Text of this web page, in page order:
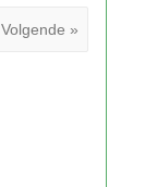
Volgende »